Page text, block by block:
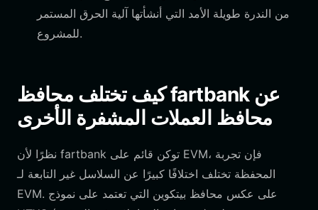
من الندرة طويلة الأمد التي أنشأتها آلية الحرق المستمر
للمشروع.
كيف تختلف محافظ fartbank عن
محافظ العملات المشفرة الأخرى
نظرًا لأن fartbank توكن قائم على EVM، فإن تجربة
المحفظة تختلف اختلافًا كبيرًا عن السلاسل غير التابعة لـ
EVM. على عكس محافظ بيتكوين التي تعتمد على نموذج